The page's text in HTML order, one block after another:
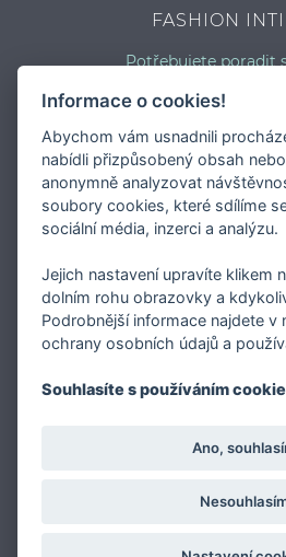
FASHION
Potřebujete poradit
Jaký typ kalhotek je
Typy
Druhy
Typy
O FASHION
Internetový obchod FASHION
těchto značek: Luna, Emilio
Informace o cookies!
Abychom vám usnadnili
nabídli přizpůsobený obsah
anonymně analyzovat
soubory cookies, které sdílíme
sociální média, inzerci a analýzu.
Jejich nastavení upravíte klikem
dolním rohu obrazovky a
Podrobnější informace najdete v
ochrany osobních údajů a
Souhlasíte s používáním
Ano,